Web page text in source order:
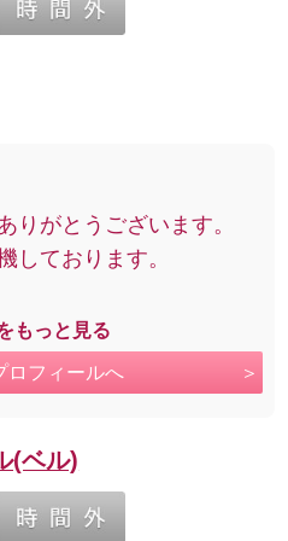
りがとうございます。
しております。
もっと見る
ロフィールへ
(ベル)